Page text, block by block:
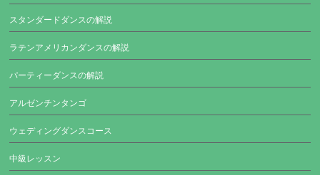
スタンダードダンスの解説
ラテンアメリカンダンスの解説
パーティーダンスの解説
アルゼンチンタンゴ
ウェディングダンスコース
中級レッスン